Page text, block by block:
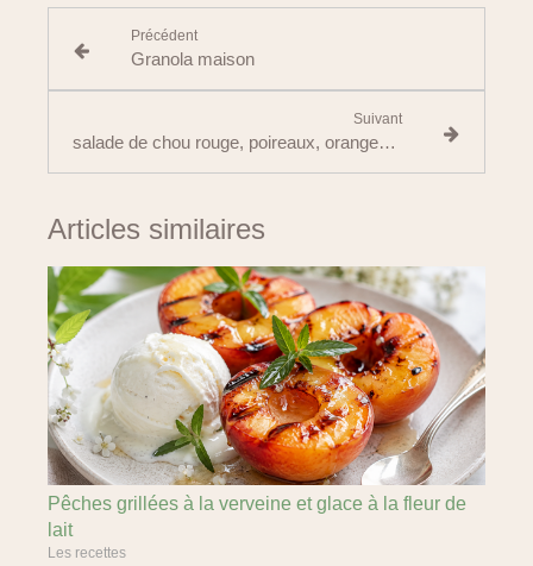
Précédent
Granola maison
Suivant
salade de chou rouge, poireaux, oranges et noisettes
Articles similaires
Pêches grillées à la verveine et glace à la fleur de
lait
Les recettes